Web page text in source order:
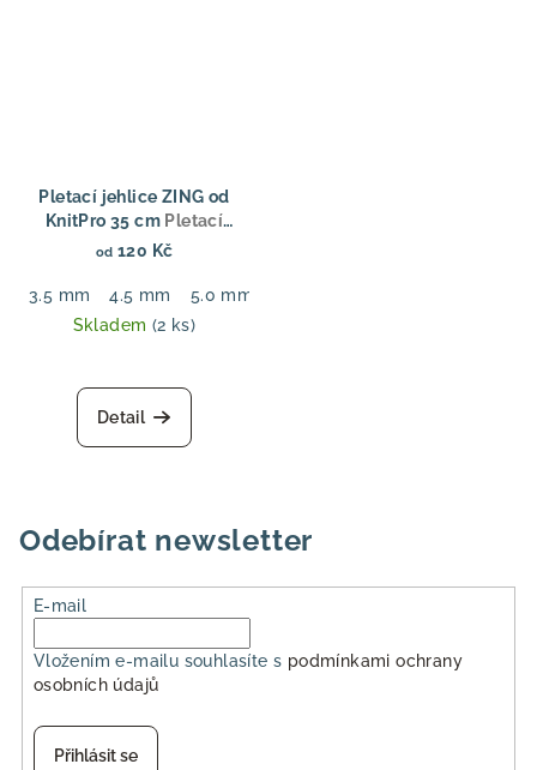
Pletací jehlice ZING od
KnitPro 35 cm Pletací
jehlice ZING od KnitPro 35
od 120 Kč
3.5 mm 4.5 mm 5.0 mm
Skladem (2 ks)
Detail
Odebírat newsletter
E-mail
Vložením e-mailu souhlasíte s podmínkami ochrany
osobních údajů
Přihlásit se